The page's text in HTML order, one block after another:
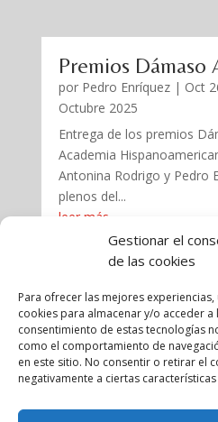
Gestionar el
de las cookies
Para ofrecer las mejores
cookies para almacenar y/o acceder
consentimiento de estas tecnologías
como el comportamiento de
en este sitio. No consentir o retirar el
negativamente a ciertas
Premios Dámaso
por Pedro Enríquez| Oct
Octubre 2025
Entrega de los premios
Academia
Antonina Rodrigo y Pedro
plenos del...
leer más
Política de